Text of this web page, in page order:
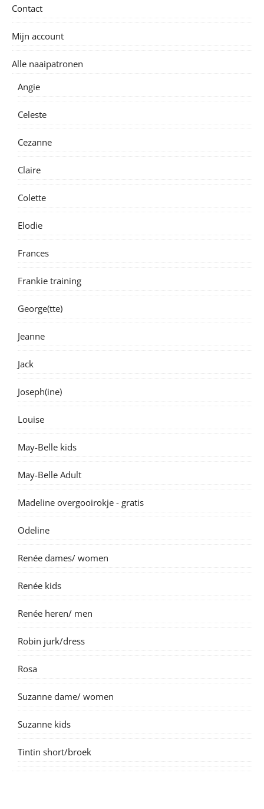
Contact
Mijn account
Alle naaipatronen
Angie
Celeste
Cezanne
Claire
Colette
Elodie
Frances
Frankie training
George(tte)
Jeanne
Jack
Joseph(ine)
Louise
May-Belle kids
May-Belle Adult
Madeline overgooirokje - gratis
Odeline
Renée dames/ women
Renée kids
Renée heren/ men
Robin jurk/dress
Rosa
Suzanne dame/ women
Suzanne kids
Tintin short/broek